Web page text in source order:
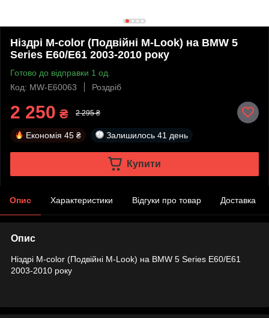
Ніздрі M-color (Подвійні M-Look) на BMW 5
Series E60/E61 2003-2010 року
Готово до відправки 1 од.
Код: MW-E60063
Роздріб
2 250 ₴ 2 295 ₴
Економія 45 ₴ Залишилось 41 день
Купити
Опис Характеристики Відгуки про товар Доставка
Опис
Ніздрі M-color (Подвійні M-Look) на BMW 5 Series E60/E61
2003-2010 року